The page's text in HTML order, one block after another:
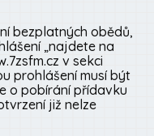
bezplatných obědů,
„najdete na
v sekci
prohlášení musí být
o pobírání přídavku
již nelze